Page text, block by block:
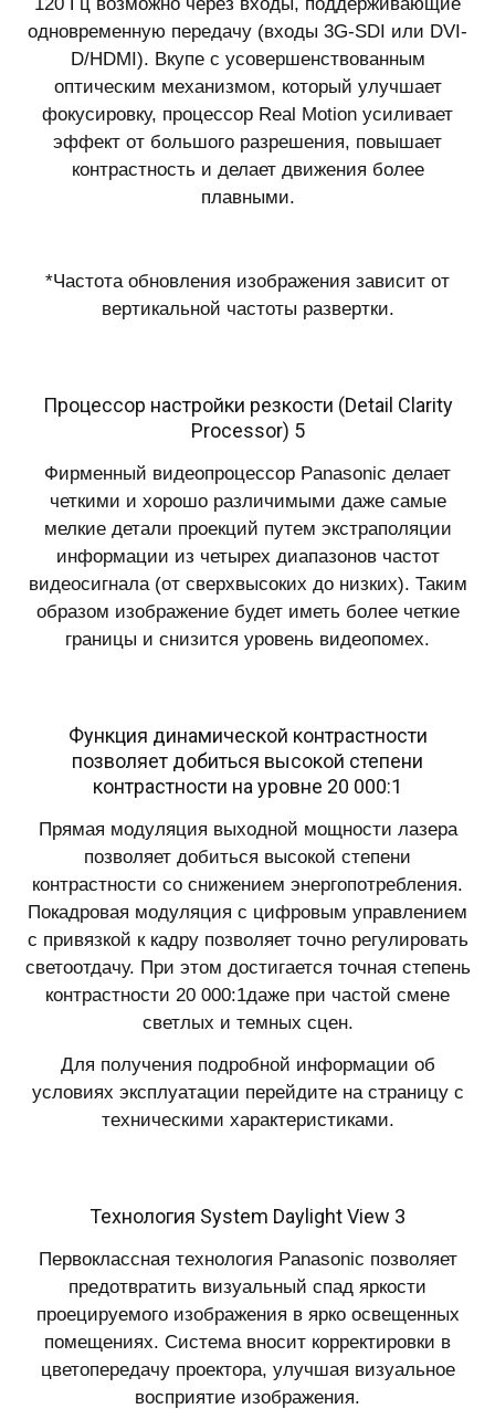
одновременную передачу (входы 3G-SDI или DVI-
D/HDMI). Вкупе с усовершенствованным
оптическим механизмом, который улучшает
фокусировку, процессор Real Motion усиливает
эффект от большого разрешения, повышает
контрастность и делает движения более
плавными.
*Частота обновления изображения зависит от
вертикальной частоты развертки.
Процессор настройки резкости (Detail Clarity
Processor) 5
Фирменный видеопроцессор Panasonic делает
четкими и хорошо различимыми даже самые
мелкие детали проекций путем экстраполяции
информации из четырех диапазонов частот
видеосигнала (от сверхвысоких до низких). Таким
образом изображение будет иметь более четкие
границы и снизится уровень видеопомех.
Функция динамической контрастности
позволяет добиться высокой степени
контрастности на уровне 20 000:1
Прямая модуляция выходной мощности лазера
позволяет добиться высокой степени
контрастности со снижением энергопотребления.
Покадровая модуляция с цифровым управлением
с привязкой к кадру позволяет точно регулировать
светоотдачу. При этом достигается точная степень
контрастности 20 000:1даже при частой смене
светлых и темных сцен.
Для получения подробной информации об
условиях эксплуатации перейдите на страницу с
техническими характеристиками.
Технология System Daylight View 3
Первоклассная технология Panasonic позволяет
предотвратить визуальный спад яркости
проецируемого изображения в ярко освещенных
помещениях. Система вносит корректировки в
цветопередачу проектора, улучшая визуальное
восприятие изображения.